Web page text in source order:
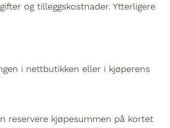
og tilleggskostnader. Ytterligere
i nettbutikken eller i kjøperens
reservere kjøpesummen på kortet